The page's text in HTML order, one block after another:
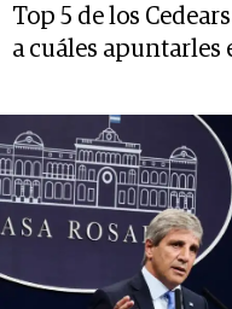
Top 5 de los
a cuáles apuntarles